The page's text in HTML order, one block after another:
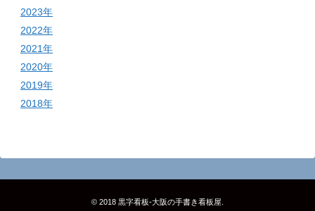
2023年
2022年
2021年
2020年
2019年
2018年
© 2018 黒字看板‐大阪の手書き看板屋